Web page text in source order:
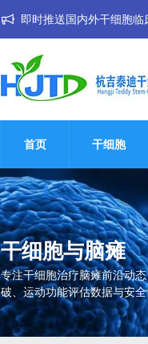
即时推送国内外干细胞
首页 干细胞
干细胞与脑瘫
专注干细胞治疗脑瘫前沿动
破、运动功能评估数据与安